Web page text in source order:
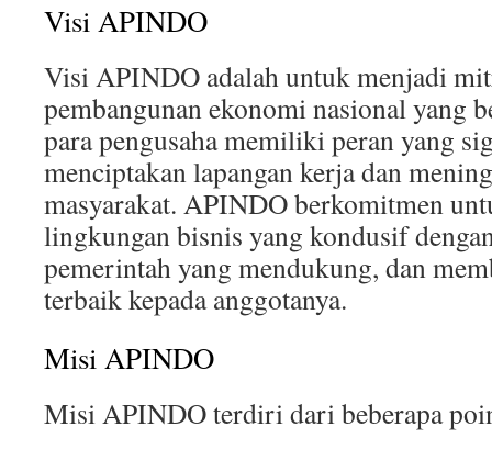
Visi APINDO
Visi APINDO adalah untuk menjadi
pembangunan ekonomi nasional yang
para pengusaha memiliki peran yang
menciptakan lapangan kerja dan
masyarakat. APINDO berkomitmen
lingkungan bisnis yang kondusif
pemerintah yang mendukung, dan
terbaik kepada anggotanya.
Misi APINDO
Misi APINDO terdiri dari beberapa